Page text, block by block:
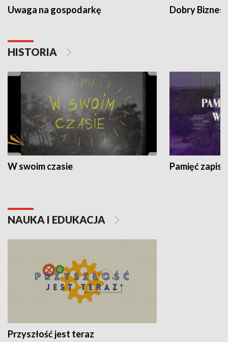
Uwaga na gospodarkę Dobry Biznes
HISTORIA
W swoim czasie Pamięć
NAUKA I EDUKACJA
Przyszłość jest teraz